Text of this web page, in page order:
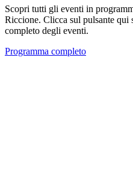
Scopri tutti gli eventi in
Riccione. Clicca sul pulsante qui
completo degli eventi.
Programma completo